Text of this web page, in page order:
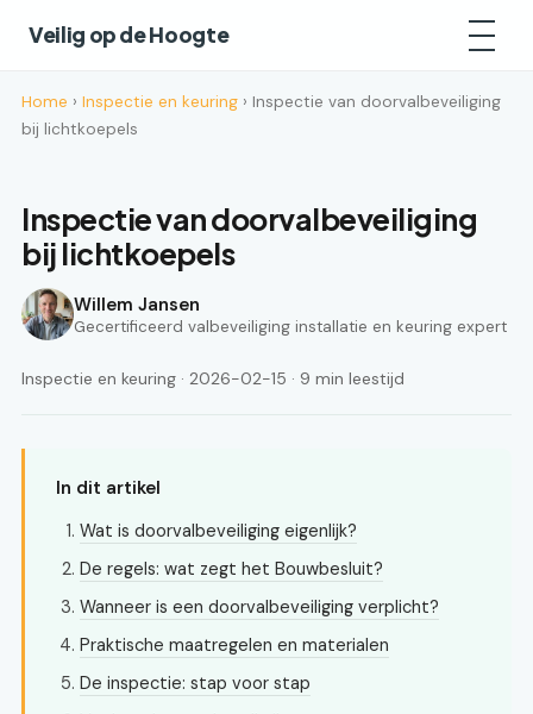
Veilig op de Hoogte
Home › Inspectie en keuring › Inspectie van doorvalbeveiliging
bij lichtkoepels
Inspectie van doorvalbeveiliging
bij lichtkoepels
Willem Jansen
Gecertificeerd valbeveiliging installatie en keuring expert
Inspectie en keuring · 2026-02-15 · 9 min leestijd
In dit artikel
Wat is doorvalbeveiliging eigenlijk?
De regels: wat zegt het Bouwbesluit?
Wanneer is een doorvalbeveiliging verplicht?
Praktische maatregelen en materialen
De inspectie: stap voor stap